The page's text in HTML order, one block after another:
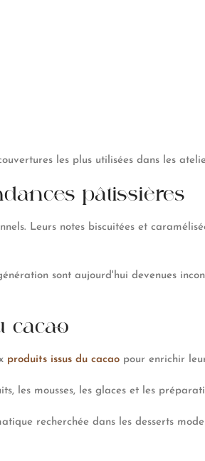
les plus utilisées dans les
pâtissières
Leurs notes biscuitées et
sont aujourd'hui devenues
cacao
produits issus du cacao pour enrichir
les mousses, les glaces et les
recherchée dans les desserts